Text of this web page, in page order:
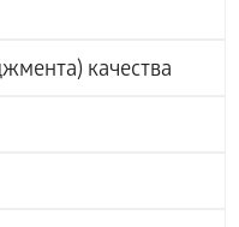
качества